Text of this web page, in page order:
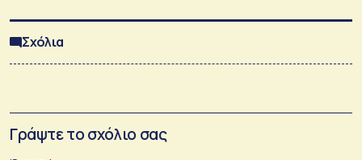
Σχόλια
Γράψτε το σχόλιο σας